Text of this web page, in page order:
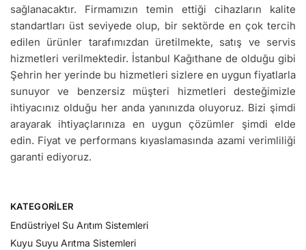
sağlanacaktır. Firmamızın temin ettiği cihazların kalite
standartları üst seviyede olup, bir sektörde en çok tercih
edilen ürünler tarafımızdan üretilmekte, satış ve servis
hizmetleri verilmektedir. İstanbul Kağıthane de olduğu gibi
Şehrin her yerinde bu hizmetleri sizlere en uygun fiyatlarla
sunuyor ve benzersiz müşteri hizmetleri desteğimizle
ihtiyacınız olduğu her anda yanınızda oluyoruz. Bizi şimdi
arayarak ihtiyaçlarınıza en uygun çözümler şimdi elde
edin. Fiyat ve performans kıyaslamasında azami verimliliği
garanti ediyoruz.
KATEGORILER
Endüstriyel Su Arıtım Sistemleri
Kuyu Suyu Arıtma Sistemleri